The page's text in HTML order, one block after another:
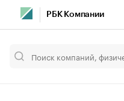
РБК Компании